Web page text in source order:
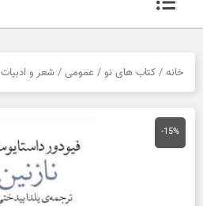
خانه / کتاب های نو / عمومی / شعر و ادبیات
-15%